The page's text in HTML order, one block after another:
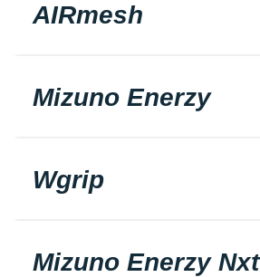
AIRmesh
Mizuno Enerzy
Wgrip
Mizuno Enerzy Nxt